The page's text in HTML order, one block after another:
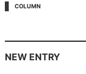
COLUMN
NEW ENTRY